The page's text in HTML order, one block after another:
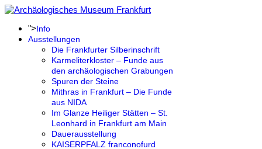
">Info
Ausstellungen
Die Frankfurter Silberinschrift
Karmeliterkloster – Funde aus
den archäologischen Grabungen
Spuren der Steine
Mithras in Frankfurt – Die Funde
aus NIDA
Im Glanze Heiliger Stätten – St.
Leonhard in Frankfurt am Main
Dauerausstellung
KAISERPFALZ franconofurd